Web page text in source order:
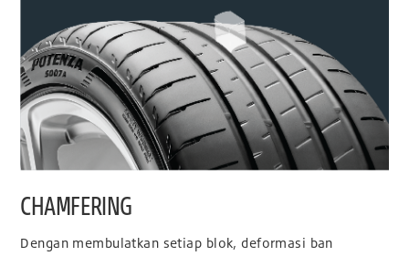
CHAMFERING
Dengan membulatkan setiap blok, deformasi ban